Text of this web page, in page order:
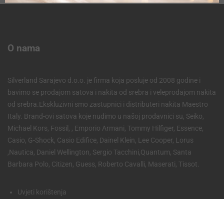
O nama
Silverland Sarajevo d.o.o. je firma koja posluje od 2008 godine i
bavimo se prodajom satova i nakita od srebra i veleprodajom nakita
od srebra.Ekskluzivni smo zastupnici i distributeri nakita Maestro
Italy. Brand-ovi satova koje nudimo u našoj prodavnici su, Seiko,
Michael Kors, Fossil, , Emporio Armani, Tommy Hilfiger, Essence,
Casio, G-Shock, Casio Edifice, Dainel Klein, Lee Cooper, Lorus
,Nautica, Daniel Wellington, Sergio Tacchini,Quantum, Santa
Barbara Polo, Citizen, Guess, Roberto Cavalli, Maserati, Tissot.
Uvjeti korištenja